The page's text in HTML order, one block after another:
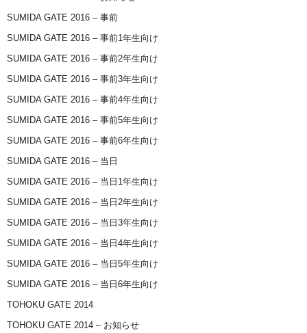
SUMIDA GATE 2016 – 事前
SUMIDA GATE 2016 – 事前1年生向け
SUMIDA GATE 2016 – 事前2年生向け
SUMIDA GATE 2016 – 事前3年生向け
SUMIDA GATE 2016 – 事前4年生向け
SUMIDA GATE 2016 – 事前5年生向け
SUMIDA GATE 2016 – 事前6年生向け
SUMIDA GATE 2016 – 当日
SUMIDA GATE 2016 – 当日1年生向け
SUMIDA GATE 2016 – 当日2年生向け
SUMIDA GATE 2016 – 当日3年生向け
SUMIDA GATE 2016 – 当日4年生向け
SUMIDA GATE 2016 – 当日5年生向け
SUMIDA GATE 2016 – 当日6年生向け
TOHOKU GATE 2014
TOHOKU GATE 2014 – お知らせ